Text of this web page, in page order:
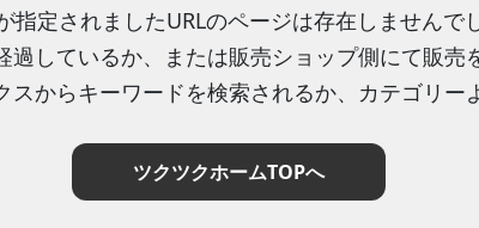
指定されましたURLのページは存在しませんでし
しているか、または販売ショップ側にて販売
からキーワードを検索されるか、カテゴリー
ツクツクホームTOPへ